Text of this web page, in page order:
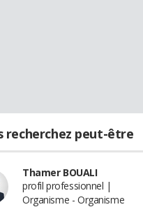
recherchez peut-être
Thamer BOUALI
profil professionnel |
Organisme - Organisme